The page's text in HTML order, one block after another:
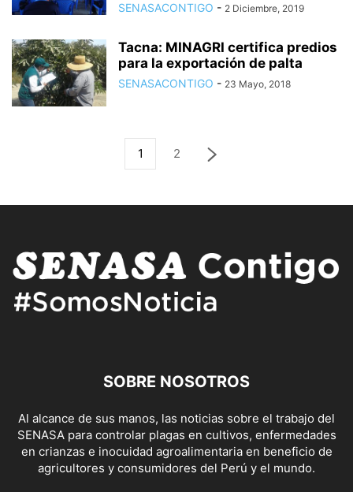
SENASACONTIGO - 2 Diciembre, 2019
Tacna: MINAGRI certifica predios
para la exportación de palta
SENASACONTIGO - 23 Mayo, 2018
1 2
SOBRE NOSOTROS
Al alcance de sus manos, las noticias sobre el trabajo del
SENASA para controlar plagas en cultivos, enfermedades
en crianzas e inocuidad agroalimentaria en beneficio de
agricultores y consumidores del Perú y el mundo.